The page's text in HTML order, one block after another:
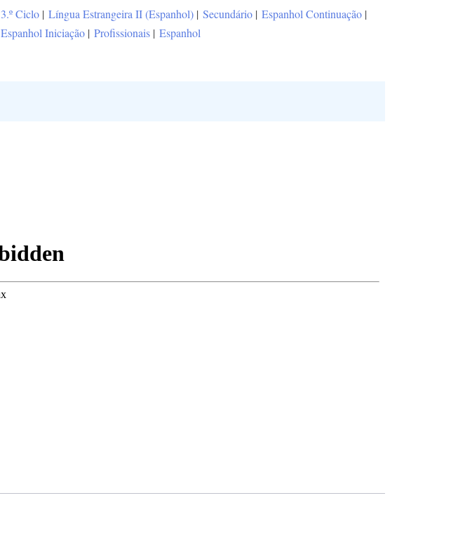
3.º Ciclo | Língua Estrangeira II (Espanhol) | Secundário | Espanhol Continuação |
Espanhol Iniciação | Profissionais | Espanhol